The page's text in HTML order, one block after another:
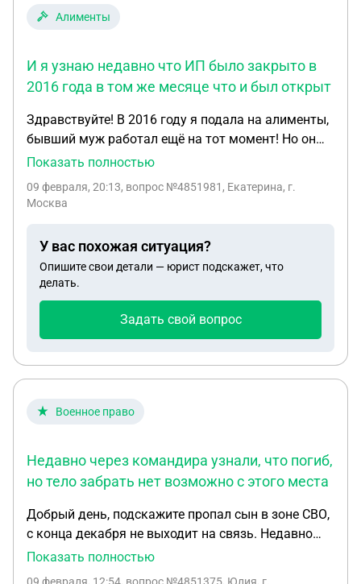
Алименты
И я узнаю недавно что ИП было закрыто в
2016 года в том же месяце что и был открыт
Здравствуйте! В 2016 году я подала на алименты,
бывший муж работал ещё на тот момент! Но он
уволился в октябре 2016 года! С того момента
узнаю недавно что ИП было закрыто в 2016 года
возобновление ИЛ, а мне приходит отказ от
приставов! Я ездила к ним 4 года подряд за
справками, они тоже ничего не говорили мне об
ИЛ! И долг по алиментам (0) стоит! Что мне
делать лучше, опять писать на возобновление
Судом 2016 года был вынесенно постановление
Показать полностью
09 февраля, 20:13, вопрос №4851981, Екатерина, г.
Москва
У вас похожая ситуация?
Опишите свои детали — юрист подскажет, что
делать.
Задать свой вопрос
Военное право
Недавно через командира узнали, что погиб,
но тело забрать нет возможно с этого места
Добрый день, подскажите пропал сын в зоне СВО,
с конца декабря не выходит на связь. Недавно
через командира узнали, что погиб , но тело
Показать полностью